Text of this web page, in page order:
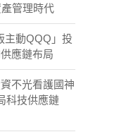
管理時代
主動QQQ」投
應鏈布局
不光看護國神
科技供應鏈